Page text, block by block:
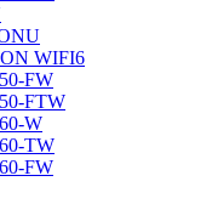
WIFI6
FW
FTW
W
TW
FW